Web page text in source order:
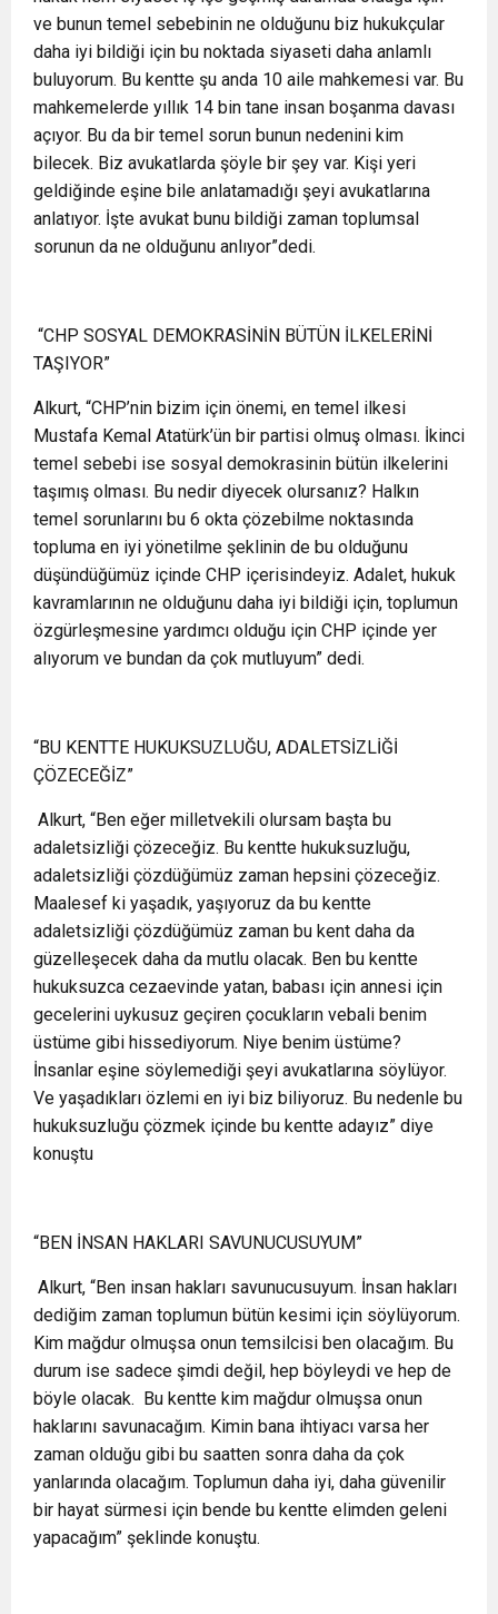
ve bunun temel sebebinin ne olduğunu biz hukukçular
daha iyi bildiği için bu noktada siyaseti daha anlamlı
buluyorum. Bu kentte şu anda 10 aile mahkemesi var. Bu
mahkemelerde yıllık 14 bin tane insan boşanma davası
açıyor. Bu da bir temel sorun bunun nedenini kim
bilecek. Biz avukatlarda şöyle bir şey var. Kişi yeri
geldiğinde eşine bile anlatamadığı şeyi avukatlarına
anlatıyor. İşte avukat bunu bildiği zaman toplumsal
sorunun da ne olduğunu anlıyor”dedi.
“CHP SOSYAL DEMOKRASİNİN BÜTÜN İLKELERİNİ
TAŞIYOR”
Alkurt, “CHP’nin bizim için önemi, en temel ilkesi
Mustafa Kemal Atatürk’ün bir partisi olmuş olması. İkinci
temel sebebi ise sosyal demokrasinin bütün ilkelerini
taşımış olması. Bu nedir diyecek olursanız? Halkın
temel sorunlarını bu 6 okta çözebilme noktasında
topluma en iyi yönetilme şeklinin de bu olduğunu
düşündüğümüz içinde CHP içerisindeyiz. Adalet, hukuk
kavramlarının ne olduğunu daha iyi bildiği için, toplumun
özgürleşmesine yardımcı olduğu için CHP içinde yer
alıyorum ve bundan da çok mutluyum” dedi.
“BU KENTTE HUKUKSUZLUĞU, ADALETSİZLİĞİ
ÇÖZECEĞİZ”
Alkurt, “Ben eğer milletvekili olursam başta bu
adaletsizliği çözeceğiz. Bu kentte hukuksuzluğu,
adaletsizliği çözdüğümüz zaman hepsini çözeceğiz.
Maalesef ki yaşadık, yaşıyoruz da bu kentte
adaletsizliği çözdüğümüz zaman bu kent daha da
güzelleşecek daha da mutlu olacak. Ben bu kentte
hukuksuzca cezaevinde yatan, babası için annesi için
gecelerini uykusuz geçiren çocukların vebali benim
üstüme gibi hissediyorum. Niye benim üstüme?
İnsanlar eşine söylemediği şeyi avukatlarına söylüyor.
Ve yaşadıkları özlemi en iyi biz biliyoruz. Bu nedenle bu
hukuksuzluğu çözmek içinde bu kentte adayız” diye
konuştu
“BEN İNSAN HAKLARI SAVUNUCUSUYUM”
Alkurt, “Ben insan hakları savunucusuyum. İnsan hakları
dediğim zaman toplumun bütün kesimi için söylüyorum.
Kim mağdur olmuşsa onun temsilcisi ben olacağım. Bu
durum ise sadece şimdi değil, hep böyleydi ve hep de
böyle olacak.
Bu kentte kim mağdur olmuşsa onun
haklarını savunacağım. Kimin bana ihtiyacı varsa her
zaman olduğu gibi bu saatten sonra daha da çok
yanlarında olacağım. Toplumun daha iyi, daha güvenilir
bir hayat sürmesi için bende bu kentte elimden geleni
yapacağım” şeklinde konuştu.